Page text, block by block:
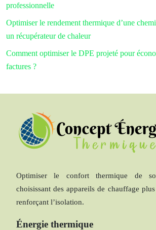
professionnelle
Optimiser le rendement thermique d’une
un récupérateur de chaleur
Comment optimiser le DPE projeté pour
factures ?
Optimiser le confort thermique de
choisissant des appareils de chauffage
renforçant l’isolation.
Énergie thermique